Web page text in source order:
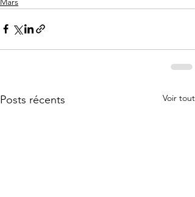
Posts récents Voir tout